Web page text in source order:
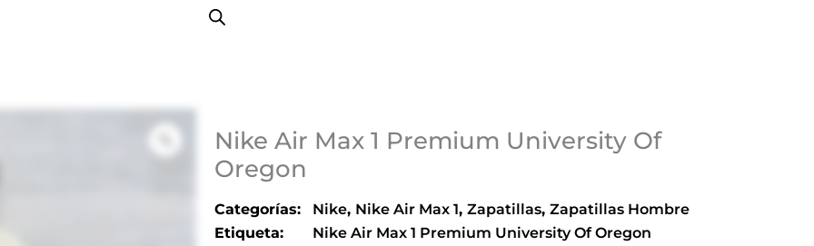
Nike Air Max 1 Premium University Of
Oregon
Categorías: Nike, Nike Air Max 1,Zapatillas,Zapatillas Hombre
Etiqueta:
Nike Air Max 1 Premium University Of Oregon